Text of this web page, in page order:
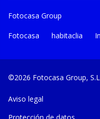
Fotocasa Group
Fotocasa habitaclia
©2026 Fotocasa Group,
Aviso legal